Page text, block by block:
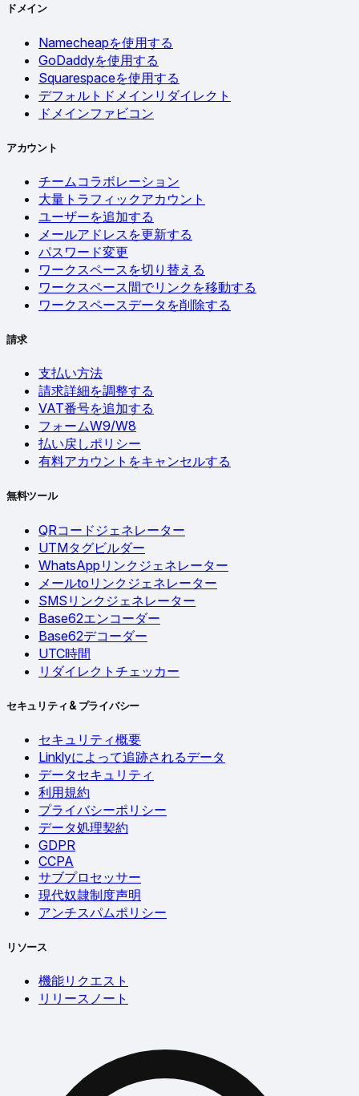
ドメイン
Namecheapを使用する
GoDaddyを使用する
Squarespaceを使用する
デフォルトドメインリダイレクト
ドメインファビコン
アカウント
チームコラボレーション
大量トラフィックアカウント
ユーザーを追加する
メールアドレスを更新する
パスワード変更
ワークスペースを切り替える
ワークスペース間でリンクを移動する
ワークスペースデータを削除する
請求
支払い方法
請求詳細を調整する
VAT番号を追加する
フォームW9/W8
払い戻しポリシー
有料アカウントをキャンセルする
無料ツール
QRコードジェネレーター
UTMタグビルダー
WhatsAppリンクジェネレーター
メールtoリンクジェネレーター
SMSリンクジェネレーター
Base62エンコーダー
Base62デコーダー
UTC時間
リダイレクトチェッカー
セキュリティ & プライバシー
セキュリティ概要
Linklyによって追跡されるデータ
データセキュリティ
利用規約
プライバシーポリシー
データ処理契約
GDPR
CCPA
サブプロセッサー
現代奴隷制度声明
アンチスパムポリシー
リソース
機能リクエスト
リリースノート